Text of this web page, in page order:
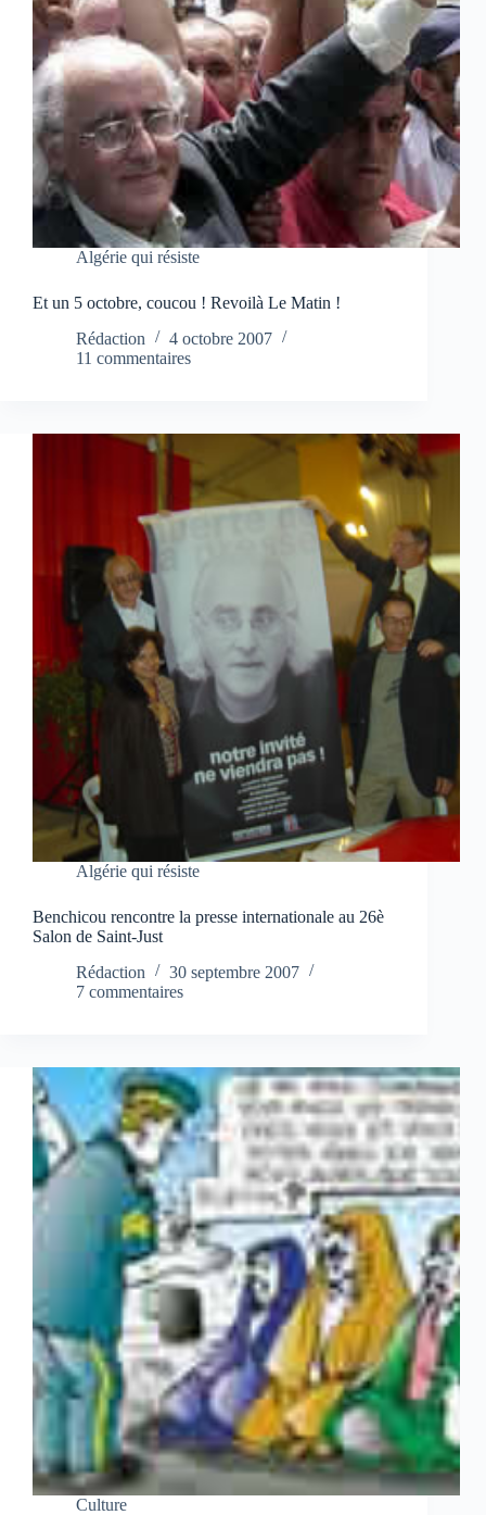
Algérie qui résiste
Et un 5 octobre, coucou ! Revoilà Le Matin !
Rédaction
4 octobre 2007
11 commentaires
Algérie qui résiste
Benchicou rencontre la presse internationale au 26è
Salon de Saint-Just
Rédaction
30 septembre 2007
7 commentaires
Culture